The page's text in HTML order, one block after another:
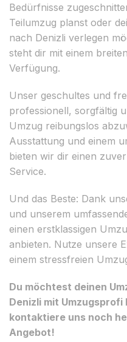
Bedürfnisse
Teilumzug planst oder
nach Denizli verlegen
steht dir mit einem
Verfügung.
Unser geschultes und
professionell, sorgfältig
Umzug reibungslos
Ausstattung und einem
bieten wir dir einen
Service.
Und das Beste: Dank
und unserem
einen erstklassigen
anbieten. Nutze unsere
einem stressfreien
Du möchtest deinen
Denizli mit Umzugsprofi
kontaktiere uns noch
Angebot!